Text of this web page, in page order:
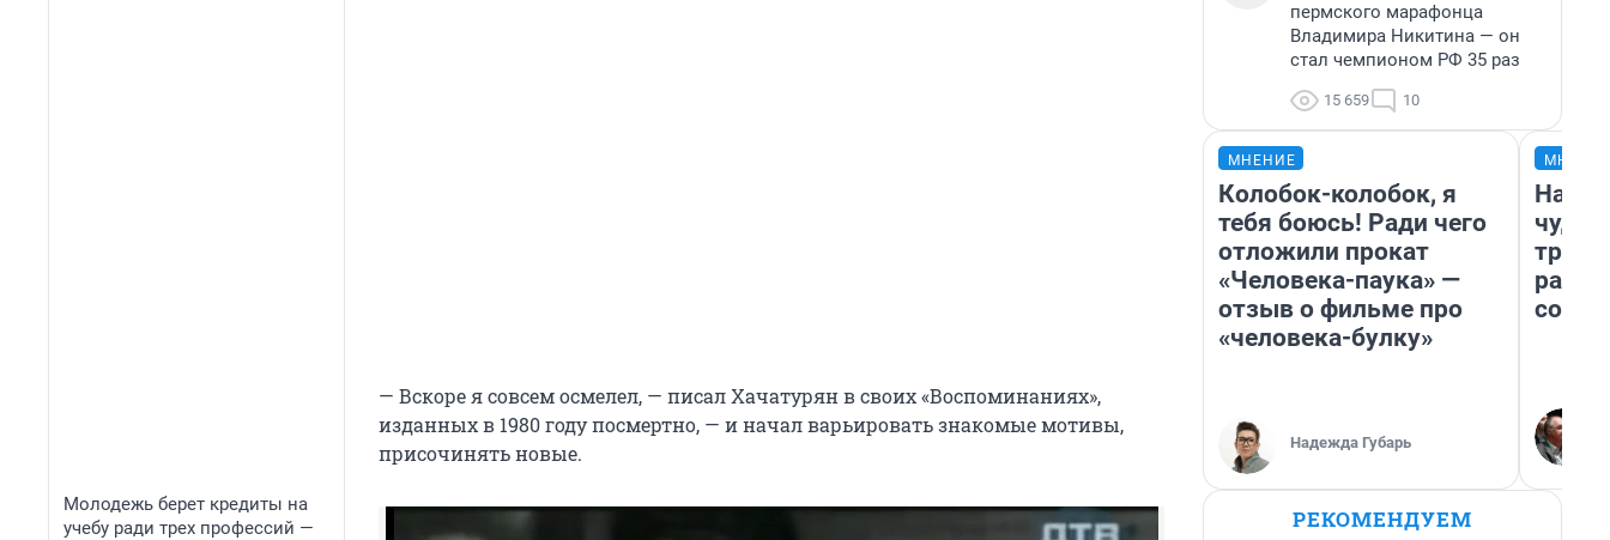
Молодежь берет кредиты на
учебу ради трех профессий —
— Вскоре я совсем осмелел, — писал Хачатурян в своих «Воспоминаниях»,
изданных в 1980 году посмертно, — и начал варьировать знакомые мотивы,
присочинять новые.
пермского марафонца
Владимира Никитина — он
стал чемпионом РФ 35 раз
15 659 10
МНЕНИЕ
Колобок-колобок, я
тебя боюсь! Ради чего
отложили прокат
«Человека-паука» —
отзыв о фильме про
«человека-булку»
Надежда Губарь
РЕКОМЕНДУЕМ